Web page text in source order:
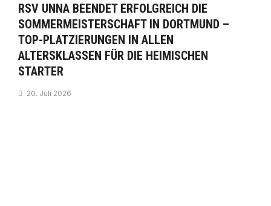
RSV UNNA BEENDET ERFOLGREICH DIE
SOMMERMEISTERSCHAFT IN DORTMUND –
TOP-PLATZIERUNGEN IN ALLEN
ALTERSKLASSEN FÜR DIE HEIMISCHEN
STARTER
20. Juli 2026